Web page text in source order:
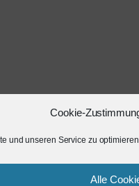
Cookie-
und unseren Service zu
Alle